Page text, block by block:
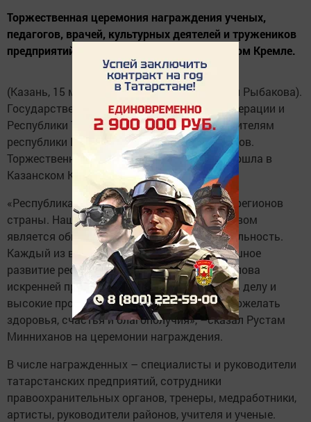
Торжественная церемония награждения ученых,
педагогов, врачей, культурных деятелей и тружеников
предприятий республики прошла в Казанском Кремле.
(Казань, 15 марта, «Татар-информ», Наталья Рыбакова).
Государственные награды Российской Федерации и
Республики Татарстан вручил сегодня 46 жителям
республики Президент РТ Рустам Минниханов.
Торжественная церемония награждения прошла в
Казанском Кремле.
«Республика Татарстан – один из ведущих регионов
страны. Нашим конкурентным преимуществом
является общественно-политическая стабильность.
Каждый из вас внес весомый вклад в успешное
развитие республики. Хочу вам выразить слова
искренней признательности за преданность делу и
высокие профессиональные достижения, пожелать
здоровья, счастья и благополучия», –сказал Рустам
Минниханов на церемонии награждения.
В числе награжденных – специалисты и руководители
татарстанских предприятий, сотрудники
правоохранительных органов, тренеры, медработники,
артисты, руководители районов, учителя и ученые.